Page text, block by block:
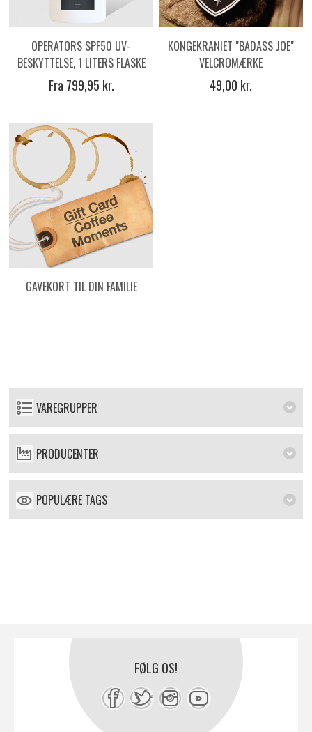
OPERATORS SPF50 UV-
BESKYTTELSE, 1 LITERS FLASKE
Fra 799,95 kr.
KONGEKRANIET "BADASS JOE"
VELCROMÆRKE
49,00 kr.
GAVEKORT TIL DIN FAMILIE
VAREGRUPPER
PRODUCENTER
POPULÆRE TAGS
FØLG OS!